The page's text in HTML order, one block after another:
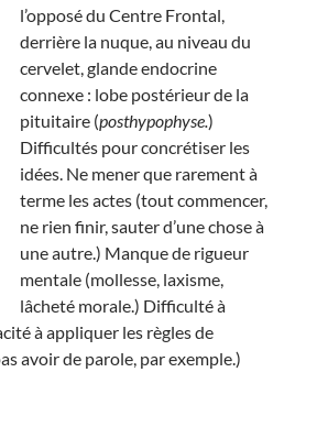
l’opposé du Centre Frontal,
derrière la nuque, au niveau du
cervelet, glande endocrine
connexe : lobe postérieur de la
pituitaire (posthypophyse.)
Difficultés pour concrétiser les
idées. Ne mener que rarement à
terme les actes (tout commencer,
ne rien finir, sauter d’une chose à
une autre.) Manque de rigueur
mentale (mollesse, laxisme,
lâcheté morale.) Difficulté à
à appliquer les règles de
avoir de parole, par exemple.)